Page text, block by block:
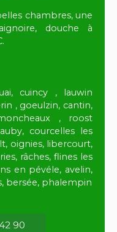
chambres, une
douche à
cuincy , lauwin
, goeulzin, cantin,
, roost
courcelles les
oignies, libercourt,
râches, flines les
en pévéle, avelin,
bersée, phalempin
90